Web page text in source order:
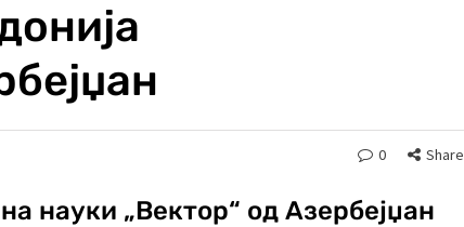
0 Share
науки „Вектор“ од Азербејџан